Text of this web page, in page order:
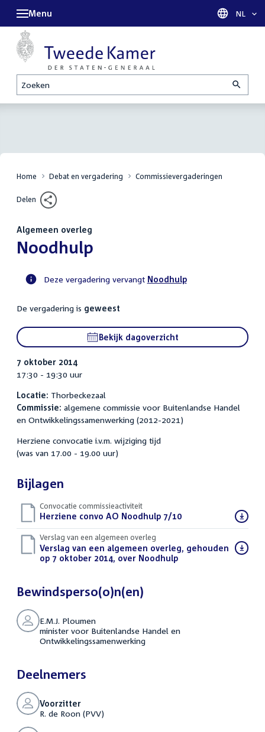
Zoeken
Menu Taal
NL
Home Debat en vergadering Commissievergaderingen
Delen
Algemeen overleg
:Noodhulp
commissie
activiteit
Deze vergadering vervangt Noodhulp
De vergadering is geweest
Bekijk dagoverzicht
7 oktober 2014
17:30 - 19:30 uur
Locatie: Thorbeckezaal
Commissie: algemene commissie voor Buitenlandse Handel
en Ontwikkelingssamenwerking (2012-2021)
Herziene convocatie i.v.m. wijziging tijd
(was van 17.00 - 19.00 uur)
Bijlagen
Convocatie commissieactiviteit
Download
bestand:
Herziene convo AO Noodhulp 7/10(PDF)
Verslag van een algemeen overleg
Download
bestand:
Verslag van een algemeen overleg, gehouden
op 7 oktober 2014, over Noodhulp(PDF)
Bewindsperso(o)n(en)
E.M.J. Ploumen
minister voor Buitenlandse Handel en
Ontwikkelingssamenwerking
Deelnemers
Voorzitter
R. de Roon (PVV)